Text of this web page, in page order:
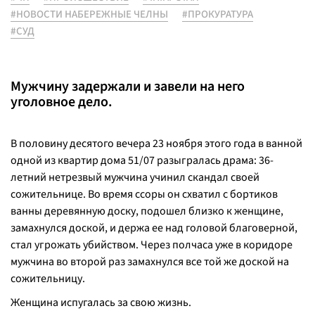
#НОВОСТИ НАБЕРЕЖНЫЕ ЧЕЛНЫ
#ПРОКУРАТУРА
#СУД
Мужчину задержали и завели на него
уголовное дело.
В половину десятого вечера 23 ноября этого года в ванной
одной из квартир дома 51/07 разыгралась драма: 36-
летний нетрезвый мужчина учинил скандал своей
сожительнице. Во время ссоры он схватил с бортиков
ванны деревянную доску, подошел близко к женщине,
замахнулся доской, и держа ее над головой благоверной,
стал угрожать убийством. Через полчаса уже в коридоре
мужчина во второй раз замахнулся все той же доской на
сожительницу.
Женщина испугалась за свою жизнь.